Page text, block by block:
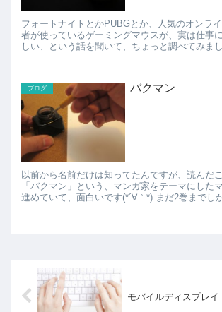
フォートナイトとかPUBGとか、人気のオンラ
者が使っているゲーミングマウスが、実は仕事
しい、という話を聞いて、ちょっと調べてみました。 ゲー
ブログ バクマン
以前から名前だけは知ってたんですが、読んだ
「バクマン」という、マンガ家をテーマにした
進めていて、面白いです(*´∀｀*) まだ2巻までしか読んでないんで
モバイルディスプレイ